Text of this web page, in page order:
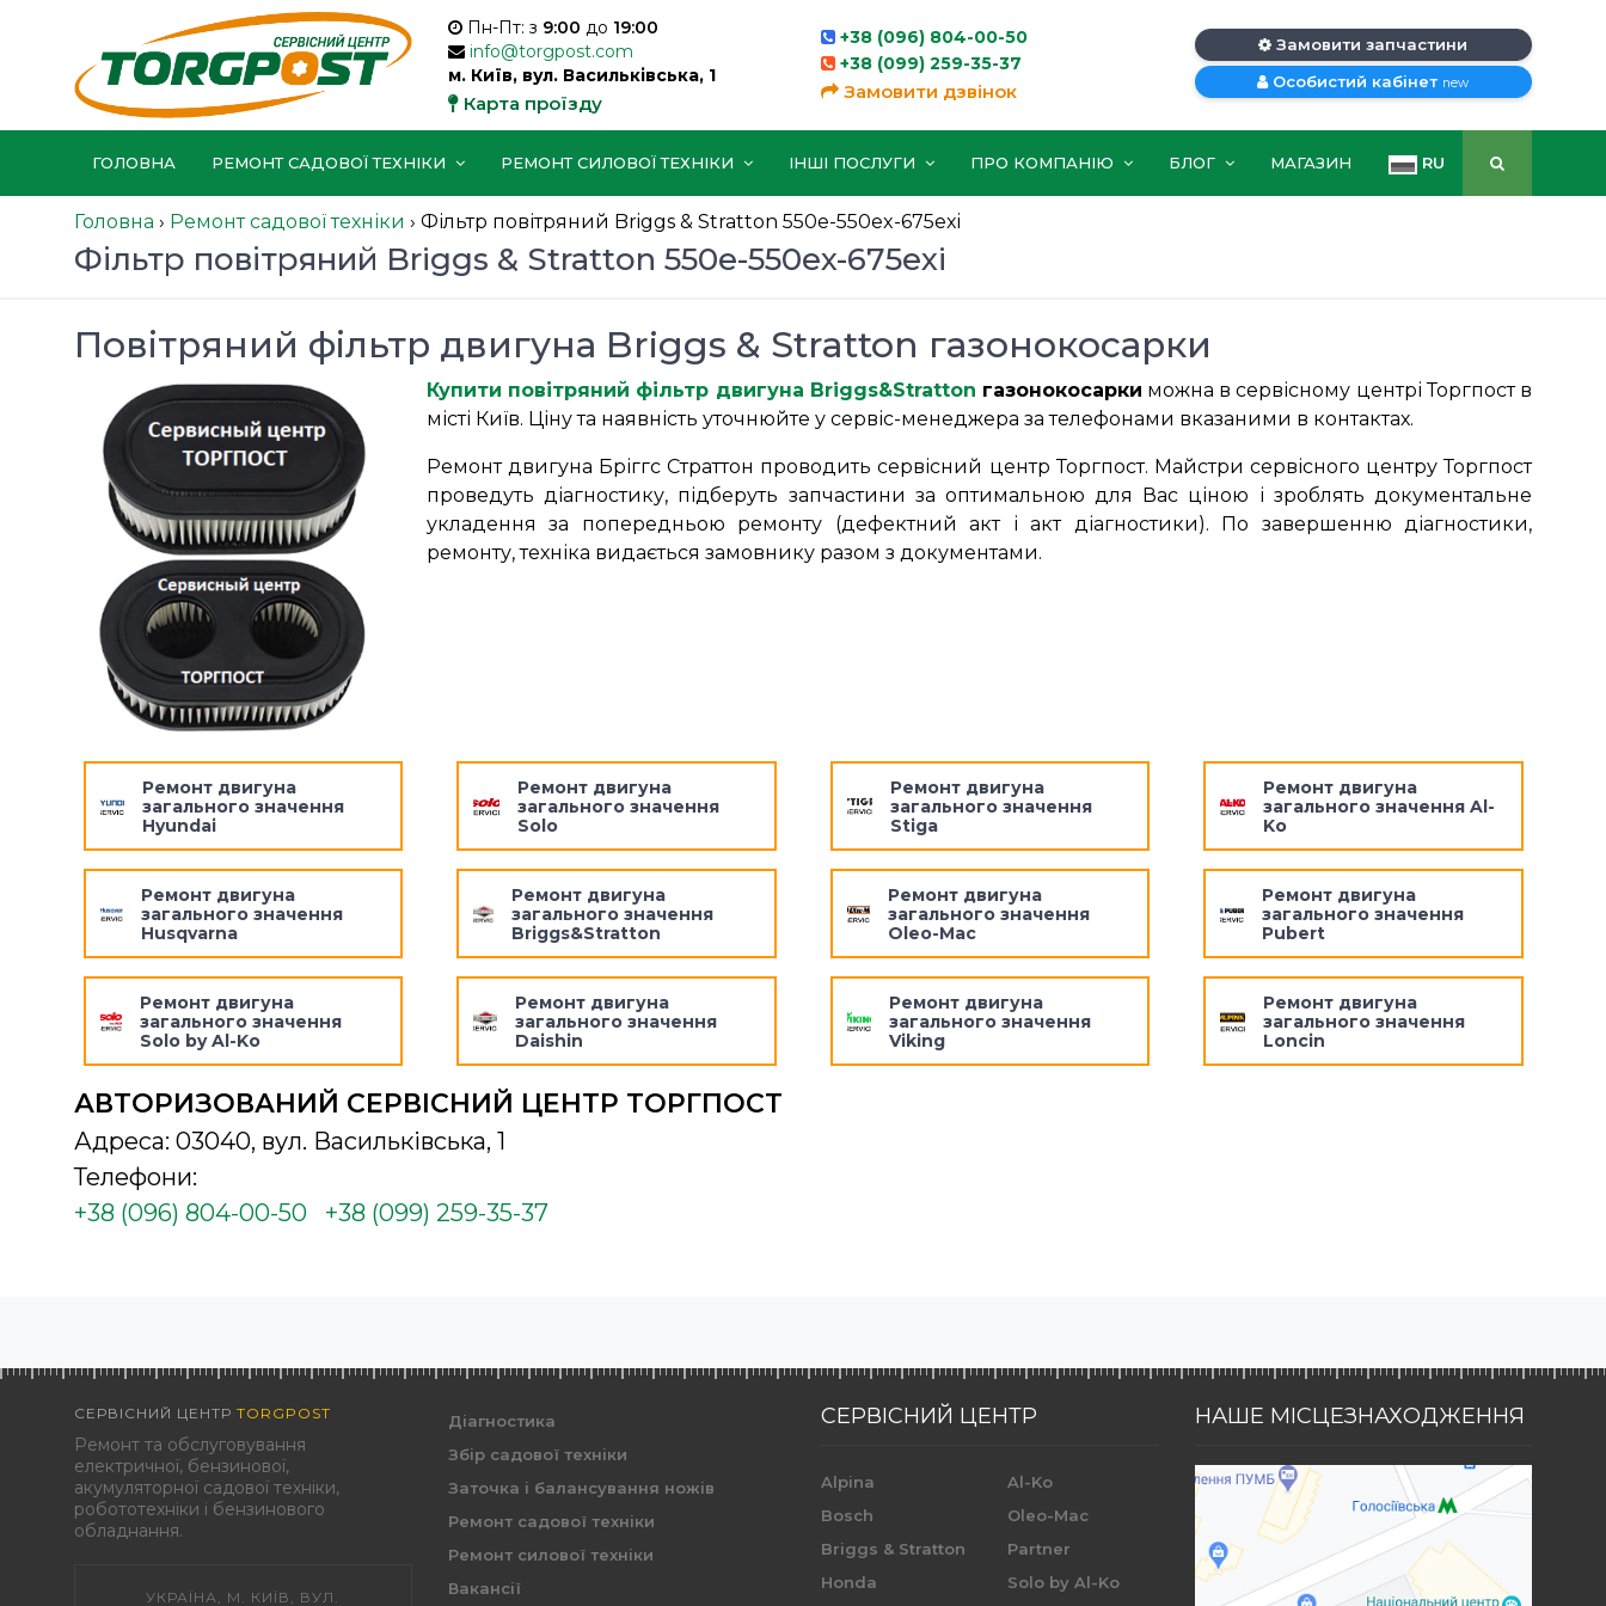
Пн-Пт: з 9:00 до 19:00
info@torgpost.com
м. Київ, вул. Васильківська, 1
Карта проїзду
+38 (096) 804-00-50
+38 (099) 259-35-37
Замовити дзвінок
Замовити запчастини
Особистий кабінет new
ГОЛОВНА РЕМОНТ САДОВОЇ ТЕХНІКИ РЕМОНТ СИЛОВОЇ ТЕХНІКИ ІНШІ ПОСЛУГИ ПРО КОМПАНІЮ БЛОГ МАГАЗИН RU
Головна › Ремонт садової техніки › Фільтр повітряний Briggs & Stratton 550e-550ex-675exi
Фільтр повітряний Briggs & Stratton 550e-550ex-675exi
Повітряний фільтр двигуна Briggs & Stratton газонокосарки
Купити повітряний фільтр двигуна Briggs&Stratton газонокосарки можна в сервісному центрі Торгпост в
місті Київ. Ціну та наявність уточнюйте у сервіс-менеджера за телефонами вказаними в контактах.
Ремонт двигуна Бріггс Страттон проводить сервісний центр Торгпост. Майстри сервісного центру Торгпост
проведуть діагностику, підберуть запчастини за оптимальною для Вас ціною і зроблять документальне
укладення за попередньою ремонту (дефектний акт і акт діагностики). По завершенню діагностики,
ремонту, техніка видається замовнику разом з документами.
Ремонт двигуна
загального значення
Hyundai
Ремонт двигуна
загального значення
Husqvarna
Ремонт двигуна
загального значення
Solo by Al-Ko
Ремонт двигуна
загального значення
Solo
Ремонт двигуна
загального значення
Briggs&Stratton
Ремонт двигуна
загального значення
Daishin
Ремонт двигуна
загального значення
Stiga
Ремонт двигуна
загального значення
Oleo-Mac
Ремонт двигуна
загального значення
Viking
Ремонт двигуна
загального значення Al-
Ko
Ремонт двигуна
загального значення
Pubert
Ремонт двигуна
загального значення
Loncin
АВТОРИЗОВАНИЙ СЕРВІСНИЙ ЦЕНТР ТОРГПОСТ
Адреса: 03040, вул. Васильківська, 1
Телефони:
+38 (096) 804-00-50
+38 (099) 259-35-37
СЕРВІСНИЙ ЦЕНТР TORGPOST
Ремонт та обслуговування
електричної, бензинової,
акумуляторної садової техніки,
робототехніки і бензинового
обладнання.
УКРАЇНА, М. КИЇВ, ВУЛ.
Діагностика
Збір садової техніки
Заточка і балансування ножів
Ремонт садової техніки
Ремонт силової техніки
Вакансії
СЕРВІСНИЙ ЦЕНТР
Alpina
Bosch
Briggs & Stratton
Honda
Al-Ko
Oleo-Mac
Partner
Solo by Al-Ko
НАШЕ МІСЦЕЗНАХОДЖЕННЯ